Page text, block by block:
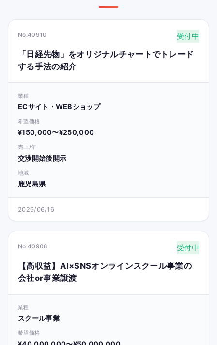
No.40910 受付中
「日経先物」をオリジナルチャートでトレード
する手法の紹介
業種
ECサイト・WEBショップ
希望価格
¥150,000〜¥250,000
売上/年
交渉開始後開示
地域
鹿児島県
2026/06/16
No.40908 受付中
【高収益】AI×SNSオンラインスクール事業の
会社or事業譲渡
業種
スクール事業
希望価格